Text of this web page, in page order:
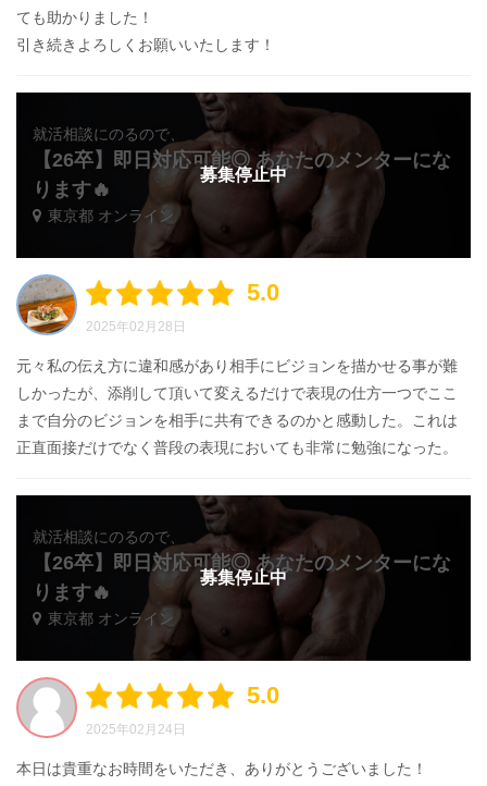
ても助かりました！
引き続きよろしくお願いいたします！
就活相談にのるので、
【26卒】即日対応可能◎ あなたのメンターにな
ります🔥
東京都 オンライン
募集停止中
5.0
2025年02月28日
元々私の伝え方に違和感があり相手にビジョンを描かせる事が難
しかったが、添削して頂いて変えるだけで表現の仕方一つでここ
まで自分のビジョンを相手に共有できるのかと感動した。これは
正直面接だけでなく普段の表現においても非常に勉強になった。
就活相談にのるので、
【26卒】即日対応可能◎ あなたのメンターにな
ります🔥
東京都 オンライン
募集停止中
5.0
2025年02月24日
本日は貴重なお時間をいただき、ありがとうございました！